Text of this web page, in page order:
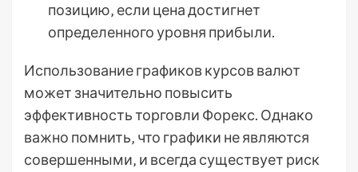
позицию‚ если цена достигнет
определенного уровня прибыли.
Использование графиков курсов валют
может значительно повысить
эффективность торговли Форекс. Однако
важно помнить‚ что графики не являются
совершенными‚ и всегда существует риск